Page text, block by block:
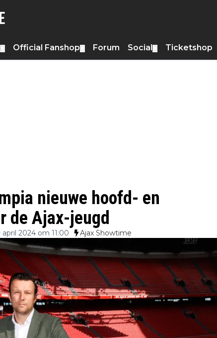
Official Fanshop Forum Social Ticketshop
nieuwe hoofd- en
de Ajax-jeugd
2024 om 11:00 Ajax Showtime